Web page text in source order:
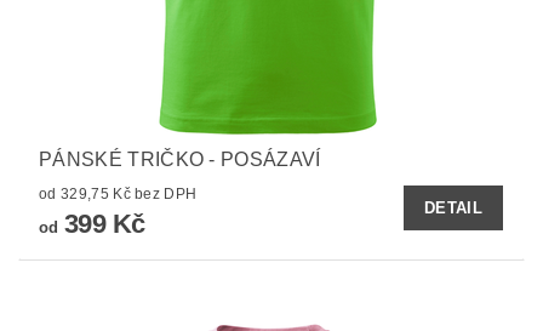
PÁNSKÉ TRIČKO - POSÁZAVÍ
od 329,75 Kč bez DPH
od 399 Kč
DETAIL